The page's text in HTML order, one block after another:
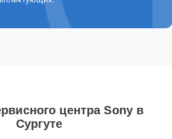
центра Sony в
Сургуте